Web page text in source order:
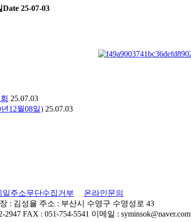
Date 25-07-03
25.07.03
12월08일) 25.07.03
일주소무단수집거부
온라인문의
: 김성율 주소 : 부산시 수영구 수영성로 43
2947 FAX : 051-754-5541 이메일 : syminsok@naver.com